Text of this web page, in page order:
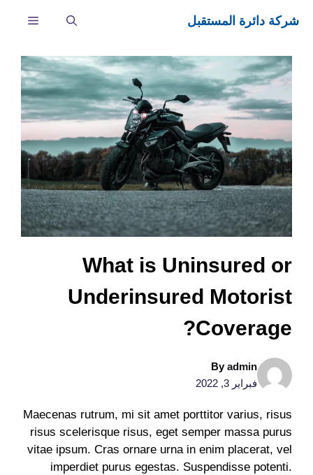
إلىشركة دائرة المستقبل
What is Uninsured or
Underinsured Motorist
Coverage?
Byadmin
فبراير 3, 2022
Maecenas rutrum, mi sit amet porttitor varius, risus
risus scelerisque risus, eget semper massa purus
vitae ipsum. Cras ornare urna in enim placerat, vel
imperdiet purus egestas. Suspendisse potenti.